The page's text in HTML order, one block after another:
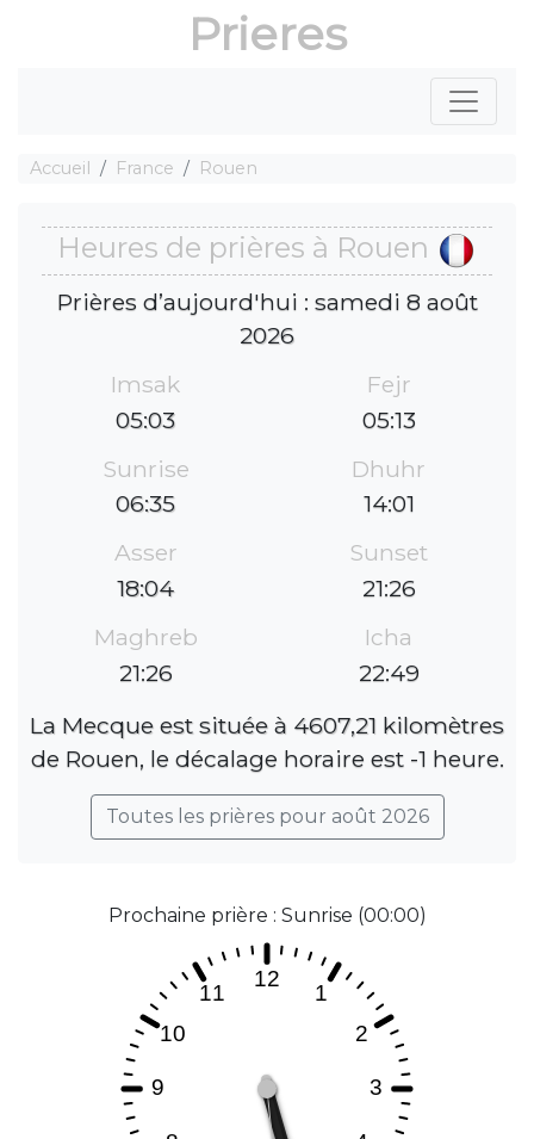
Prieres
Accueil France Rouen
Heures de prières à Rouen
Prières d’aujourd'hui : samedi 8 août
2026
Imsak
05:03
Fejr
05:13
Sunrise
06:35
Dhuhr
14:01
Asser
18:04
Sunset
21:26
Maghreb
21:26
Icha
22:49
La Mecque est située à 4607,21 kilomètres
de Rouen, le décalage horaire est -1 heure.
Toutes les prières pour août 2026
Prochaine prière : Sunrise (00:00)